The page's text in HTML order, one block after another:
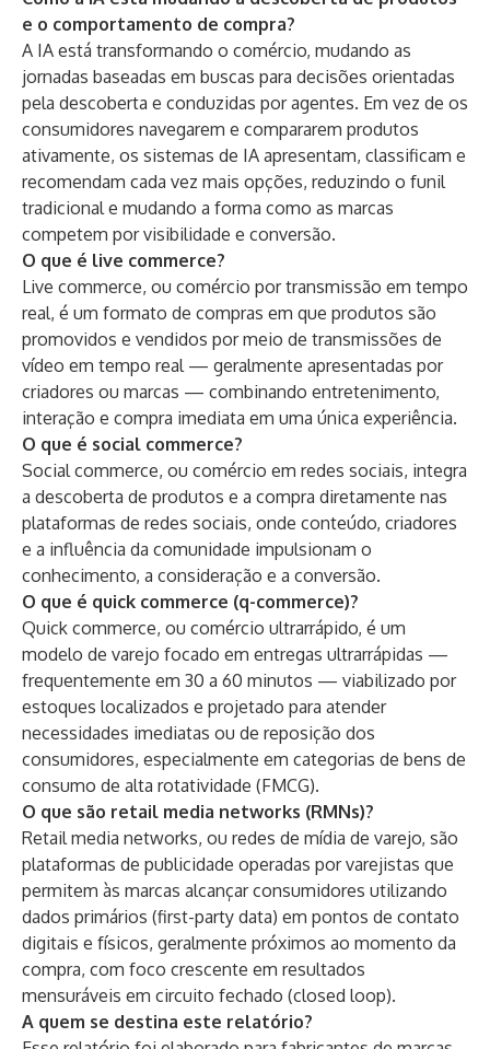
e o comportamento de compra?
A IA está transformando o comércio, mudando as
jornadas baseadas em buscas para decisões orientadas
pela descoberta e conduzidas por agentes. Em vez de os
consumidores navegarem e compararem produtos
ativamente, os sistemas de IA apresentam, classificam e
recomendam cada vez mais opções, reduzindo o funil
tradicional e mudando a forma como as marcas
competem por visibilidade e conversão.
O que é live commerce?
Live commerce, ou comércio por transmissão em tempo
real, é um formato de compras em que produtos são
promovidos e vendidos por meio de transmissões de
vídeo em tempo real — geralmente apresentadas por
criadores ou marcas — combinando entretenimento,
interação e compra imediata em uma única experiência.
O que é social commerce?
Social commerce, ou comércio em redes sociais, integra
a descoberta de produtos e a compra diretamente nas
plataformas de redes sociais, onde conteúdo, criadores
e a influência da comunidade impulsionam o
conhecimento, a consideração e a conversão.
O que é quick commerce (q-commerce)?
Quick commerce, ou comércio ultrarrápido, é um
modelo de varejo focado em entregas ultrarrápidas —
frequentemente em 30 a 60 minutos — viabilizado por
estoques localizados e projetado para atender
necessidades imediatas ou de reposição dos
consumidores, especialmente em categorias de bens de
consumo de alta rotatividade (FMCG).
O que são retail media networks (RMNs)?
Retail media networks, ou redes de mídia de varejo, são
plataformas de publicidade operadas por varejistas que
permitem às marcas alcançar consumidores utilizando
dados primários (first-party data) em pontos de contato
digitais e físicos, geralmente próximos ao momento da
compra, com foco crescente em resultados
mensuráveis em circuito fechado (closed loop).
A quem se destina este relatório?